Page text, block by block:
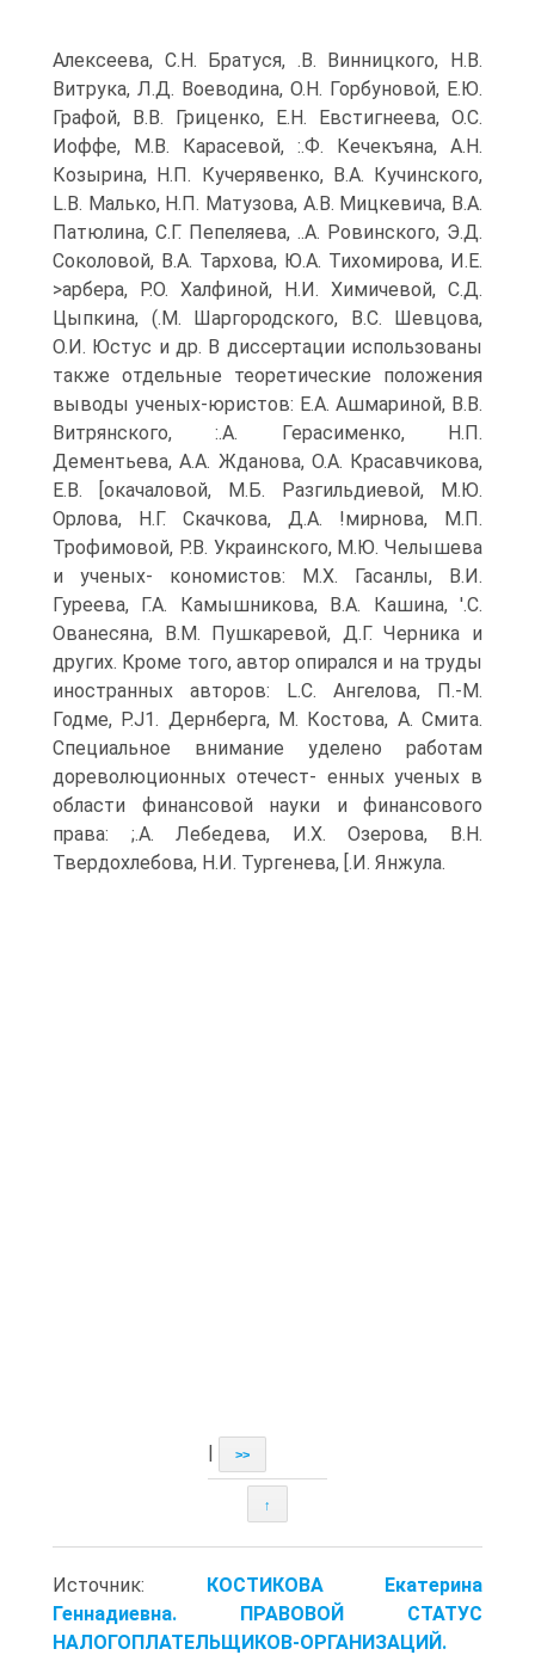
Алексеева, С.Н. Братуся, .В. Винницкого, Н.В.
Витрука, Л.Д. Воеводина, О.Н. Горбуновой, Е.Ю.
Графой, В.В. Гриценко, Е.Н. Евстигнеева, О.С.
Иоффе, М.В. Карасевой, :.Ф. Кечекъяна, А.Н.
Козырина, Н.П. Кучерявенко, В.А. Кучинского,
L.B. Малько, Н.П. Матузова, А.В. Мицкевича, В.А.
Патюлина, С.Г. Пепеляева, ..А. Ровинского, Э.Д.
Соколовой, В.А. Тархова, Ю.А. Тихомирова, И.Е.
>арбера, P.O. Халфиной, Н.И. Химичевой, С.Д.
Цыпкина, (.М. Шаргородского, B.C. Шевцова,
О.И. Юстус и др. В диссертации использованы
также отдельные теоретические положения
выводы ученых-юристов: Е.А. Ашмариной, В.В.
Витрянского, :.А. Герасименко, Н.П.
Дементьева, А.А. Жданова, О.А. Красавчикова,
Е.В. [окачаловой, М.Б. Разгильдиевой, М.Ю.
Орлова, Н.Г. Скачкова, Д.А. !мирнова, М.П.
Трофимовой, Р.В. Украинского, М.Ю. Челышева
и ученых- кономистов: М.Х. Гасанлы, В.И.
Гуреева, Г.А. Камышникова, В.А. Кашина, '.С.
Ованесяна, В.М. Пушкаревой, Д.Г. Черника и
других. Кроме того, автор опирался и на труды
иностранных авторов: L.C. Ангелова, П.-М.
Годме, P.J1. Дернберга, М. Костова, А. Смита.
Специальное внимание уделено работам
дореволюционных отечест- енных ученых в
области финансовой науки и финансового
права: ;.А. Лебедева, И.Х. Озерова, В.Н.
Твердохлебова, Н.И. Тургенева, [.И. Янжула.
>>
↑
Источник: КОСТИКОВА Екатерина
Геннадиевна. ПРАВОВОЙ СТАТУС
НАЛОГОПЛАТЕЛЬЩИКОВ-ОРГАНИЗАЦИЙ.